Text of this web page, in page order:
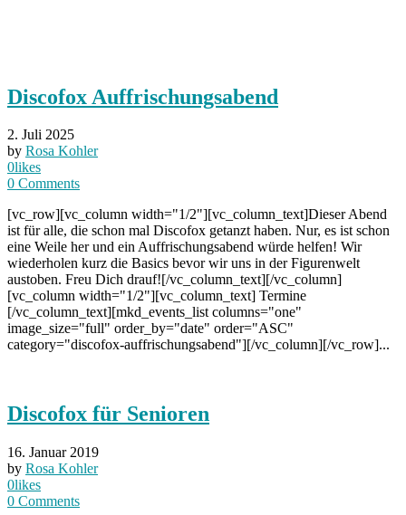
Discofox Auffrischungsabend
2. Juli 2025
by Rosa Kohler
0likes
0 Comments
[vc_row][vc_column width="1/2"][vc_column_text]Dieser Abend
ist für alle, die schon mal Discofox getanzt haben. Nur, es ist schon
eine Weile her und ein Auffrischungsabend würde helfen! Wir
wiederholen kurz die Basics bevor wir uns in der Figurenwelt
austoben. Freu Dich drauf![/vc_column_text][/vc_column]
[vc_column width="1/2"][vc_column_text] Termine
[/vc_column_text][mkd_events_list columns="one"
image_size="full" order_by="date" order="ASC"
category="discofox-auffrischungsabend"][/vc_column][/vc_row]...
Discofox für Senioren
16. Januar 2019
by Rosa Kohler
0likes
0 Comments